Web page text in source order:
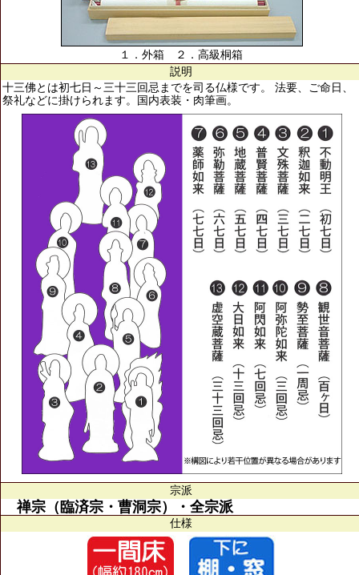
１．外箱 ２．高級桐箱
説明
十三佛とは初七日～三十三回忌までを司る仏様です。 法要、ご命日、
祭礼などに掛けられます。国内表装・肉筆画。
宗派
禅宗（臨済宗・曹洞宗）・全宗派
仕様